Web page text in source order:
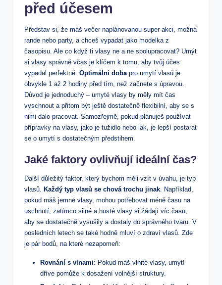
před účesem
Představ si, že máš večer naplánovanou super akci, možná
rande nebo party, a chceš vypadat jako modelka z
časopisu. Ale co když ti vlasy ne a ne spolupracovat? Umýt
si vlasy správně včas je klíčem k tomu, aby tvůj účes
vypadal perfektně. Optimální dobapro umytí vlasů je
obvykle 1 až 2 hodiny před tím, než začnete s úpravou.
Důvod je jednoduchý – umyté vlasy by měly mít čas
vyschnout a přitom být ještě dostatečně flexibilní, aby se s
nimi dalo pracovat. Samozřejmě, pokud plánuješ používat
přípravky na vlasy, jako je tužidlo nebo lak, je lepší postarat
se o umytí s dostatečným předstihem.
Jaké faktory ovlivňují ideální čas?
Další důležitý faktor, který bychom měli vzít v úvahu, je typ
vlasů. Každý typ vlasů se chová trochu jinak. Například,
pokud máš jemné vlasy, mohou potřebovat méně času na
uschnutí, zatímco silné a husté vlasy si žádají víc času,
aby se dostatečně vysušily a dostaly do správného tvaru. V
posledních letech se také hodně mluví o zdraví vlasů. Zde
je pár bodů, na které nezapomeň:
Rovnání s vlnami: Pokud máš vlnité vlasy, umytí
dříve pomůže k dosažení volnější struktury.